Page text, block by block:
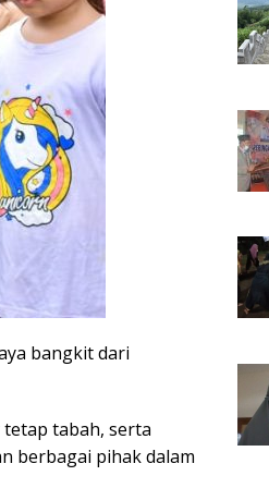
bangkit dari
tabah, serta
berbagai pihak dalam